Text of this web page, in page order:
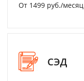
От 1499 руб./месяц
СЭД